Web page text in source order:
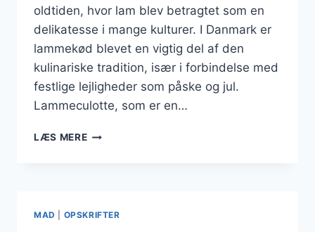
oldtiden, hvor lam blev betragtet som en
delikatesse i mange kulturer. I Danmark er
lammekød blevet en vigtig del af den
kulinariske tradition, især i forbindelse med
festlige lejligheder som påske og jul.
Lammeculotte, som er en…
LÆS MERELAMMECULOTTE
MAD OPSKRIFTER